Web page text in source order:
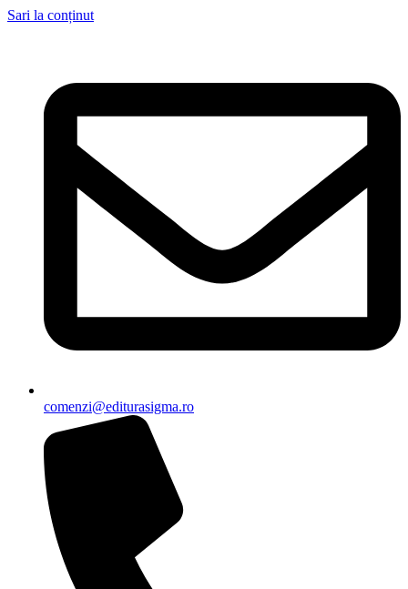
Sari la conținut
comenzi@editurasigma.ro